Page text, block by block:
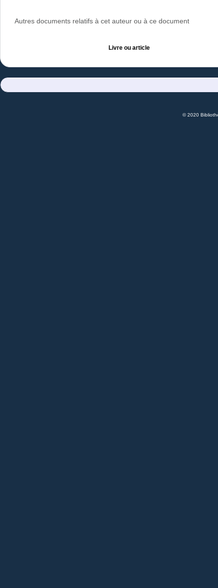
Autres documents relatifs à cet auteur ou à ce document
Livre ou article
© 2020